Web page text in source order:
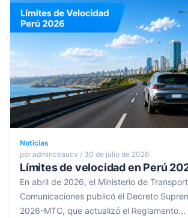
Noticias
por adminceaucv / 30 de julio de 2026
Límites de velocidad en Perú
En abril de 2026, el Ministerio de
Comunicaciones publicó el Decreto
2026-MTC, que actualizó el Reglamento...